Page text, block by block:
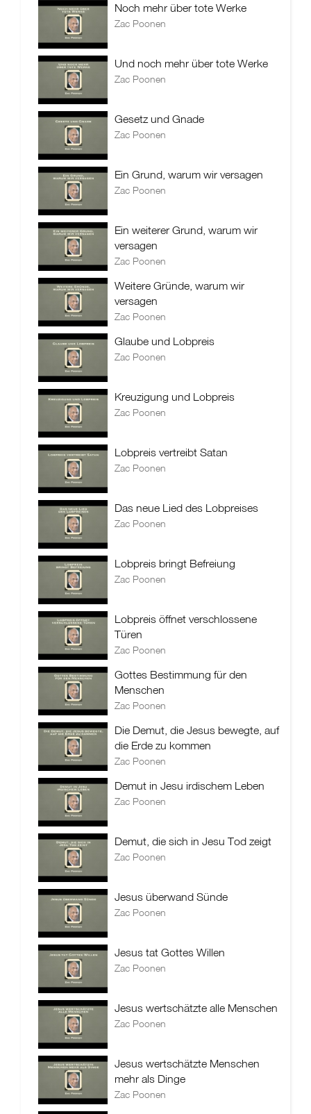
Noch mehr über tote Werke
Zac Poonen
Und noch mehr über tote Werke
Zac Poonen
Gesetz und Gnade
Zac Poonen
Ein Grund, warum wir versagen
Zac Poonen
Ein weiterer Grund, warum wir
versagen
Zac Poonen
Weitere Gründe, warum wir
versagen
Zac Poonen
Glaube und Lobpreis
Zac Poonen
Kreuzigung und Lobpreis
Zac Poonen
Lobpreis vertreibt Satan
Zac Poonen
Das neue Lied des Lobpreises
Zac Poonen
Lobpreis bringt Befreiung
Zac Poonen
Lobpreis öffnet verschlossene
Türen
Zac Poonen
Gottes Bestimmung für den
Menschen
Zac Poonen
Die Demut, die Jesus bewegte, auf
die Erde zu kommen
Zac Poonen
Demut in Jesu irdischem Leben
Zac Poonen
Demut, die sich in Jesu Tod zeigt
Zac Poonen
Jesus überwand Sünde
Zac Poonen
Jesus tat Gottes Willen
Zac Poonen
Jesus wertschätzte alle Menschen
Zac Poonen
Jesus wertschätzte Menschen
mehr als Dinge
Zac Poonen